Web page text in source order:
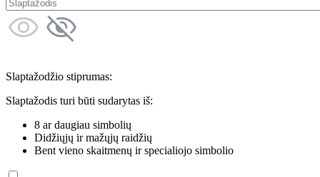
Slaptažodžio stiprumas:
Slaptažodis turi būti sudarytas iš:
8 ar daugiau simbolių
Didžiųjų ir mažųjų raidžių
Bent vieno skaitmenų ir specialiojo simbolio